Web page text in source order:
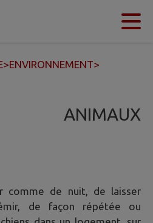
>ENVIRONNEMENT>
ANIMAUX
comme de nuit, de laisser
de façon répétée ou